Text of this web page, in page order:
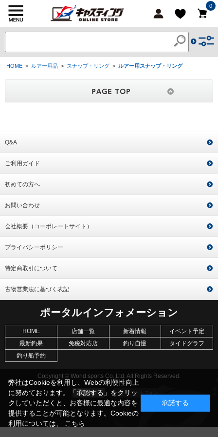
0
HOME > ルアー用品 > スナップ・リング > ルアー用スナップ・リング
Q&A
ご利用ガイド
初めての方へ
お問い合わせ
会社概要（コーポレートサイト）
プライバシーポリシー
特定商取引について
古物営業法に基づく表記
ポータルインフォメーション
HOME 店舗一覧 新着情報
イベント予定
最新釣果
免税対応店 釣り自慢
タイドグラフ
釣り船予約
Copyright © World sports Co.,Ltd. All Rights Reserved.
弊社はCookieを利用し、Webの利便性向上
に努めております。「承認する」をクリッ
クしていただくと、お客様に最適な内容を
提供することが可能となります。Cookieの
利用については、 こちら
承諾する